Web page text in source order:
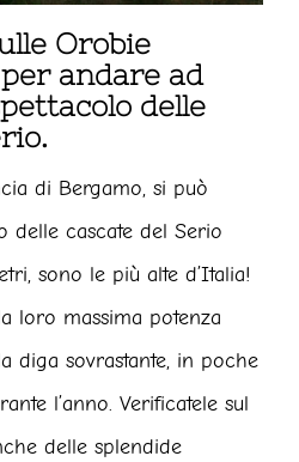
Orobie
andare ad
delle
di Bergamo, si può
delle cascate del Serio
sono le più alte d’Italia!
loro massima potenza
diga sovrastante, in poche
l’anno. Verificatele sul
delle splendide